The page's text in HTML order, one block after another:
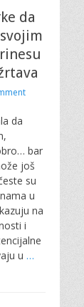
da
da
bar
još
su
u
na
i
u …